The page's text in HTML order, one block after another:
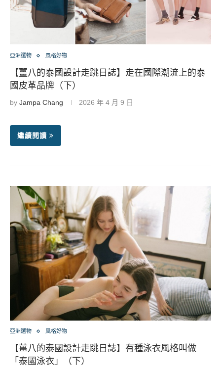
亞洲選物 風格好物
【薑八的泰國設計走跳日誌】走在國際潮流上的泰
國皮革品牌（下）
by Jampa Chang 2026 年 4 月 9 日
繼續閱讀
亞洲選物 風格好物
【薑八的泰國設計走跳日誌】有種泳衣風格叫做
「泰國泳衣」（下）